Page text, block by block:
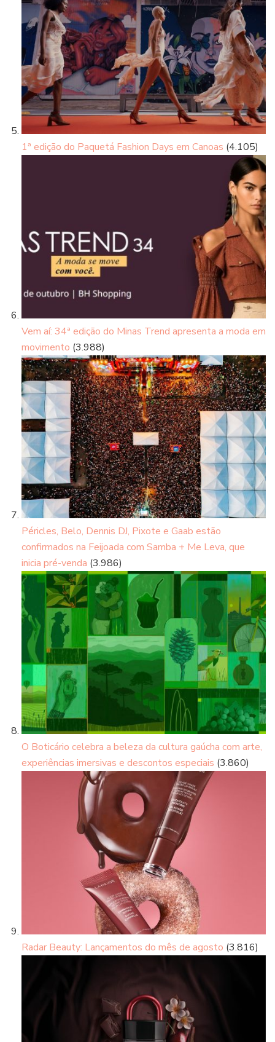
1ª edição do Paquetá Fashion Days em Canoas (4.105)
Vem aí: 34ª edição do Minas Trend apresenta a moda em
movimento (3.988)
Péricles, Belo, Dennis DJ, Pixote e Gaab estão
confirmados na Feijoada com Samba + Me Leva, que
inicia pré-venda (3.986)
O Boticário celebra a beleza da cultura gaúcha com arte,
experiências imersivas e descontos especiais (3.860)
Radar Beauty: Lançamentos do mês de agosto (3.816)